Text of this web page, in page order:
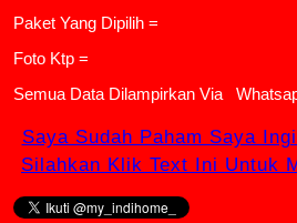
Paket Yang Dipilih =
Foto Ktp =
Semua Data Dilampirkan Via
Saya Sudah Paham Saya
Silahkan Klik Text Ini Untuk